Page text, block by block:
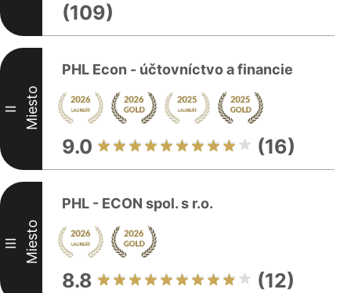
(109)
II Miesto
PHL Econ - účtovníctvo a financie
9.0 (16)
III Miesto
PHL - ECON spol. s r.o.
8.8 (12)